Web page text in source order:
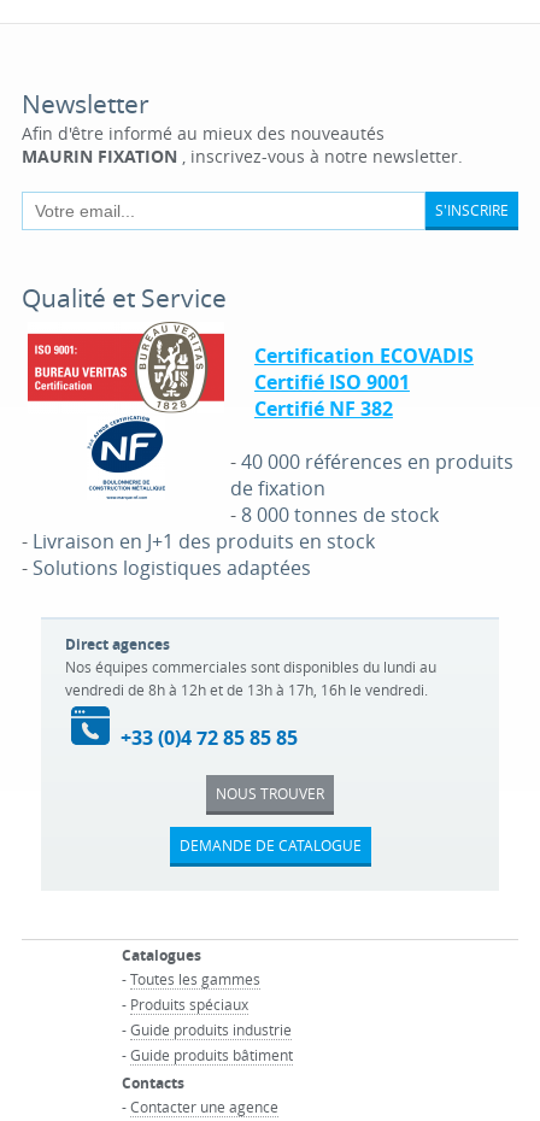
Newsletter
Afin d'être informé au mieux des nouveautés
MAURIN FIXATION , inscrivez-vous à notre newsletter.
S'INSCRIRE
Qualité et Service
Certification ECOVADIS
Certifié ISO 9001
Certifié NF 382
-40 000 références en produits
de fixation
- 8 000 tonnes de stock
- Livraison en J+1 des produits en stock
- Solutions logistiques adaptées
Direct agences
Nos équipes commerciales sont disponibles du lundi au
vendredi de 8h à 12h et de 13h à 17h, 16h le vendredi.
+33 (0)4 72 85 85 85
NOUS TROUVER
DEMANDE DE CATALOGUE
Catalogues
-Toutes les gammes
- Produits spéciaux
-Guide produits industrie
-Guide produits bâtiment
Contacts
-Contacter une agence